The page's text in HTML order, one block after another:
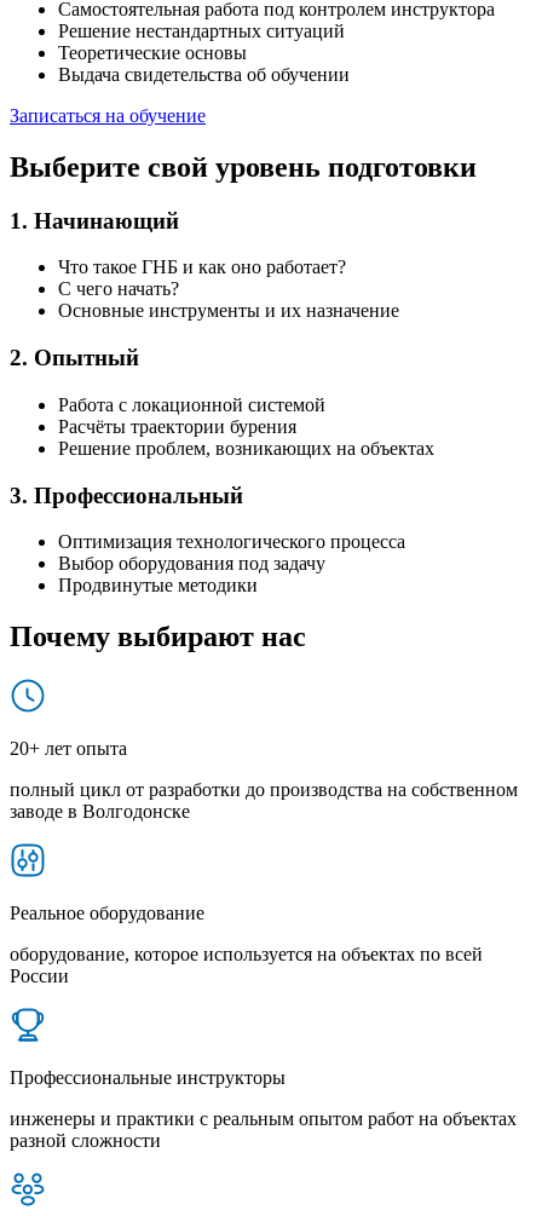
Самостоятельная работа под контролем инструктора
Решение нестандартных ситуаций
Теоретические основы
Выдача свидетельства об обучении
Записаться на обучение
Выберите свой уровень подготовки
1. Начинающий
Что такое ГНБ и как оно работает?
С чего начать?
Основные инструменты и их назначение
2. Опытный
Работа с локационной системой
Расчёты траектории бурения
Решение проблем, возникающих на объектах
3. Профессиональный
Оптимизация технологического процесса
Выбор оборудования под задачу
Продвинутые методики
Почему выбирают нас
20+ лет опыта
полный цикл от разработки до производства на собственном
заводе в Волгодонске
Реальное оборудование
оборудование, которое используется на объектах по всей
России
Профессиональные инструкторы
инженеры и практики с реальным опытом работ на объектах
разной сложности